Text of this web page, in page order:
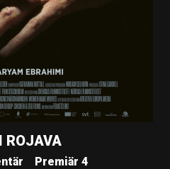
ROJAVA
Premiär 4